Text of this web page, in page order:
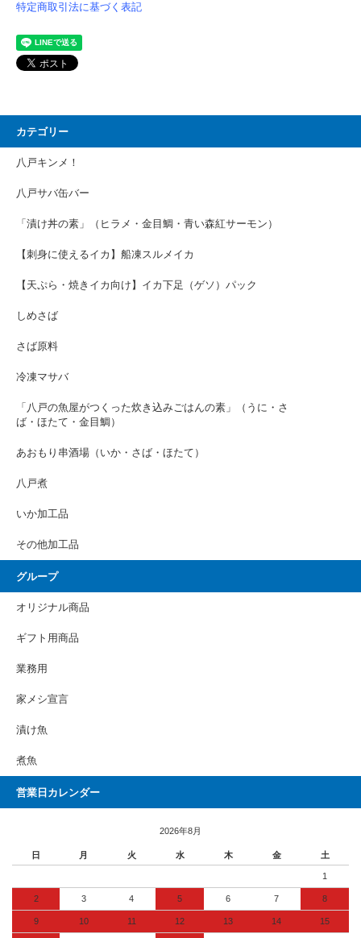
特定商取引法に基づく表記
カテゴリー
八戸キンメ！
八戸サバ缶バー
「漬け丼の素」（ヒラメ・金目鯛・青い森紅サーモン）
【刺身に使えるイカ】船凍スルメイカ
【天ぷら・焼きイカ向け】イカ下足（ゲソ）パック
しめさば
さば原料
冷凍マサバ
「八戸の魚屋がつくった炊き込みごはんの素」（うに・さ
ば・ほたて・金目鯛）
あおもり串酒場（いか・さば・ほたて）
八戸煮
いか加工品
その他加工品
グループ
オリジナル商品
ギフト用商品
業務用
家メシ宣言
漬け魚
煮魚
営業日カレンダー
2026年8月
日 月 火 水 木 金 土
1
2 3 4 5 6 7 8
9 10 11 12 13 14 15